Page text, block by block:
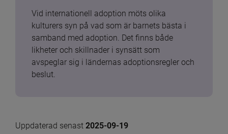
Vid internationell adoption möts olika
kulturers syn på vad som är barnets bästa i
samband med adoption. Det finns både
likheter och skillnader i synsätt som
avspeglar sig i ländernas adoptionsregler och
beslut.
Uppdaterad senast 2025-09-19